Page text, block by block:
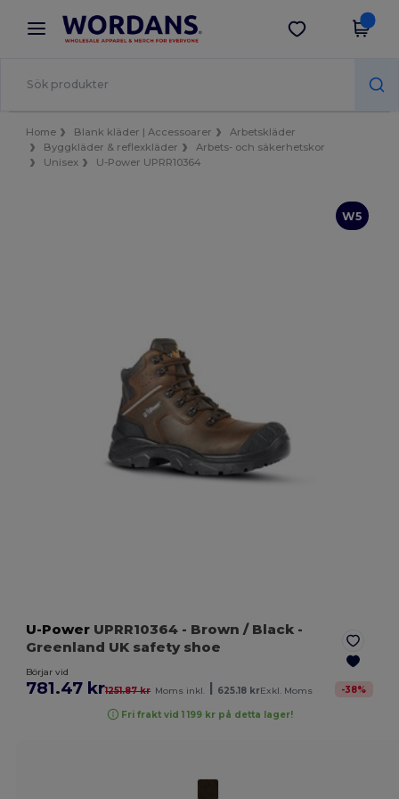
× Wordans-app
Bättre priser i appen!
Hämta app
Home Blank kläder | Accessoarer
Arbetskläder
Byggkläder & reflexkläder
Arbets- och säkerhetskor
Unisex
U-Power UPRR10364
W5
U-Power UPRR10364 - Brown / Black -
Greenland UK safety shoe
Börjar vid
781.47 kr1251.87 kr Moms inkl. 625.18 krExkl. Moms -38%
Fri frakt vid 1 199 kr på detta lager!